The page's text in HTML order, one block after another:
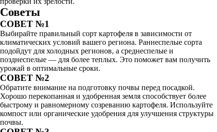
Советы
СОВЕТ №1
Выбирайте правильный сорт картофеля в зависимости от
климатических условий вашего региона. Раннеспелые сорта
подойдут для холодных регионов, а среднеспелые и
позднеспелые — для более теплых. Это поможет вам получить
урожай в оптимальные сроки.
СОВЕТ №2
Обратите внимание на подготовку почвы перед посадкой.
Хорошо перекопанная и удобренная земля способствует более
быстрому и равномерному созреванию картофеля. Используйте
компост или органические удобрения для улучшения структуры
почвы.